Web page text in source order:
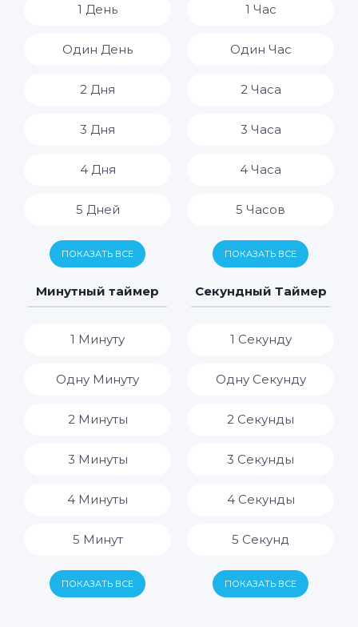
1 День
Один День
2 Дня
3 Дня
4 Дня
5 Дней
6 Дней
7 Дней
ПОКАЗАТЬ ВСЕ
1 Час
Один Час
2 Часа
3 Часа
4 Часа
5 Часов
6 Часов
7 Часов
14 Часов
ПОКАЗАТЬ ВСЕ
Минутный таймер
1 Минуту
Одну Минуту
2 Минуты
3 Минуты
4 Минуты
5 Минут
6 Минут
ПОКАЗАТЬ ВСЕ
Секундный Таймер
1 Секунду
Одну Секунду
2 Секунды
3 Секунды
4 Секунды
5 Секунд
6 Секунд
ПОКАЗАТЬ ВСЕ